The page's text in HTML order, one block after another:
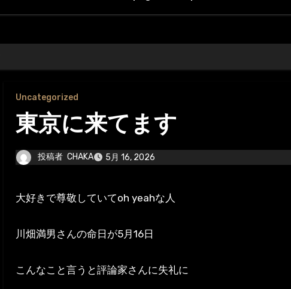
Uncategorized
東京に来てます
投稿者 CHAKA 5月 16, 2026
大好きで尊敬していてoh yeahな人
川畑満男さんの命日が5月16日
こんなこと言うと評論家さんに失礼に